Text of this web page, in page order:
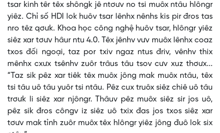
tsar kinh têr têx shôngk jê ntơưv no tsi muôx ntâu hlôngr
yiêz. Chỉ số HDI lok huôv tsar lênhx nênhs kis pir đros tas
nro têz qơưk. Khoa học công nghệ huôv tsar, hlôngr yiêz
siêz xar tơưv hâur ntu 4.0. Têx jênhv vưv muôx lênhx coaz
txos đối ngoại, taz por txiv ngaz ntus đriv, vênhv thix
mênhx cxưx tsênhv zuôr trâus tâu tsov cưv xuz thơưx...
“Taz sik pêz xar tiêk têx muôx jông mak muôx ntâu, têx
tsi tâu uô tâu yuôr tsi ntâu. Pêz cux truôx siêz chiê uô tâu
trơưk li siêz xar njôngr. Thâuv pêz muôx siêz sir jos uô,
pêz sik đros côngv iz siêz uô txix đas jos txos siêz xar
tơưv mak tỉnh zuôr muôx têx hlôngr yiêz jông đuô lok six